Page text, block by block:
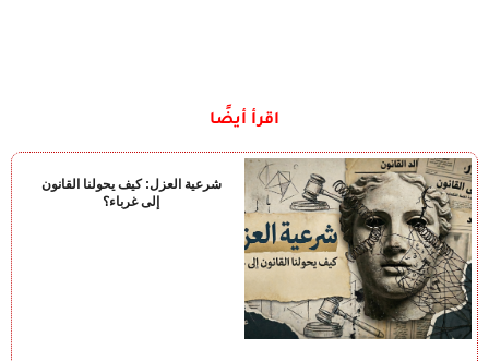
اقرأ أيضًا
شرعية العزل: كيف يحولنا القانون
إلى غرباء؟